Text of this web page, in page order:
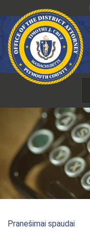
prie
turinio
Pranešimai spaudai